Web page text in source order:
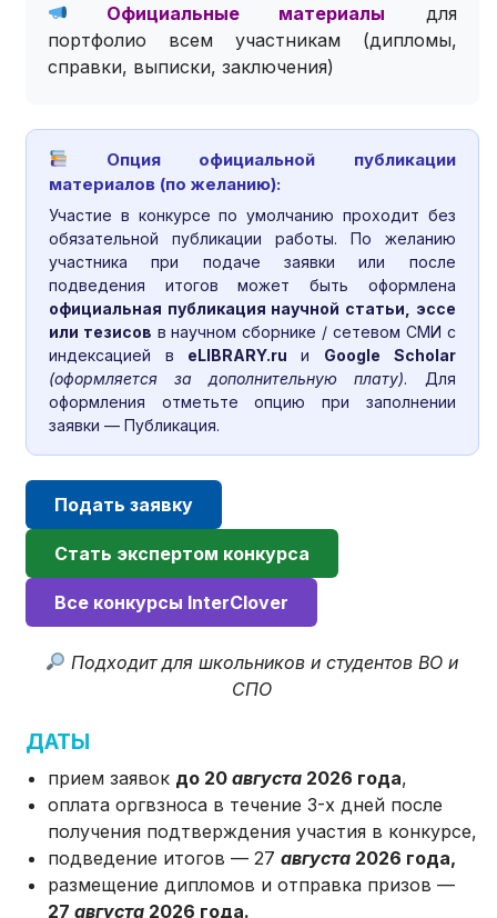
Официальные материалы для
портфолио всем участникам (дипломы,
справки, выписки, заключения)
Опция официальной публикации
материалов (по желанию):
Участие в конкурсе по умолчанию проходит без
обязательной публикации работы. По желанию
участника при подаче заявки или после
подведения итогов может быть оформлена
официальная публикация научной статьи, эссе
или тезисов в научном сборнике / сетевом СМИ с
индексацией в eLIBRARY.ruи Google Scholar
(оформляется за дополнительную плату). Для
оформления отметьте опцию при заполнении
заявки — Публикация.
Подать заявку
Стать экспертом конкурса
Все конкурсы InterClover
Подходит для школьников и студентов ВО и
СПО
ДАТЫ
прием заявок до 20августа 2026 года,
оплата оргвзноса в течение 3-х дней после
получения подтверждения участия в конкурсе,
подведение итогов — 27августа 2026 года,
размещение дипломов и отправка призов —
27августа 2026 года.